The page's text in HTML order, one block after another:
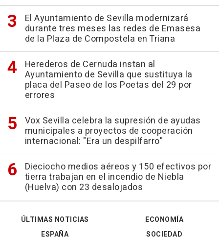
El Ayuntamiento de Sevilla modernizará
durante tres meses las redes de Emasesa
de la Plaza de Compostela en Triana
Herederos de Cernuda instan al
Ayuntamiento de Sevilla que sustituya la
placa del Paseo de los Poetas del 29 por
errores
Vox Sevilla celebra la supresión de ayudas
municipales a proyectos de cooperación
internacional: "Era un despilfarro"
Dieciocho medios aéreos y 150 efectivos por
tierra trabajan en el incendio de Niebla
(Huelva) con 23 desalojados
ÚLTIMAS NOTICIAS
ESPAÑA
ECONOMÍA
SOCIEDAD